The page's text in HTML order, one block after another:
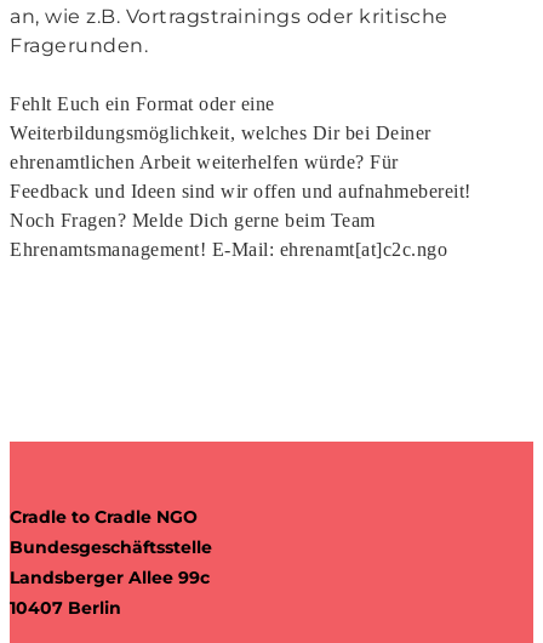
an, wie z.B. Vortragstrainings oder kritische
Fragerunden.
Fehlt Euch ein Format oder eine
Weiterbildungsmöglichkeit, welches Dir bei Deiner
ehrenamtlichen Arbeit weiterhelfen würde? Für
Feedback und Ideen sind wir offen und aufnahmebereit!
Noch Fragen? Melde Dich gerne beim Team
Ehrenamtsmanagement! E-Mail: ehrenamt[at]c2c.ngo
Cradle to Cradle NGO
Bundesgeschäftsstelle
Landsberger Allee 99c
10407 Berlin